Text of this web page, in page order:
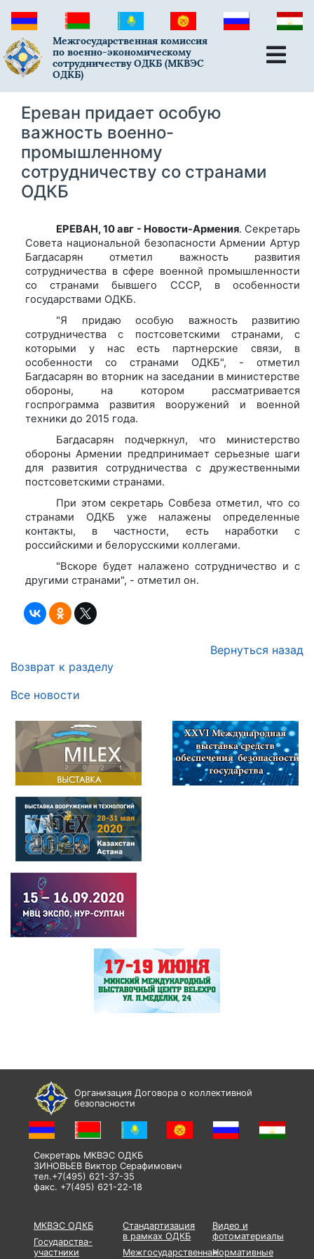
Межгосударственная комиссия
по военно-экономическому
сотрудничеству ОДКБ (МКВЭС
ОДКБ)
Ереван придает особую
важность военно-
промышленному
сотрудничеству со странами
ОДКБ
ЕРЕВАН, 10 авг - Новости-Армения. Секретарь
Совета национальной безопасности Армении Артур
Багдасарян отметил важность развития
сотрудничества в сфере военной промышленности
со странами бывшего СССР, в особенности
государствами ОДКБ.
"Я придаю особую важность развитию
сотрудничества с постсоветскими странами, с
которыми у нас есть партнерские связи, в
особенности со странами ОДКБ", - отметил
Багдасарян во вторник на заседании в министерстве
обороны, на котором рассматривается
госпрограмма развития вооружений и военной
техники до 2015 года.
Багдасарян подчеркнул, что министерство
обороны Армении предпринимает серьезные шаги
для развития сотрудничества с дружественными
постсоветскими странами.
При этом секретарь Совбеза отметил, что со
странами ОДКБ уже налажены определенные
контакты, в частности, есть наработки с
российскими и белорусскими коллегами.
"Вскоре будет налажено сотрудничество и с
другими странами", - отметил он.
Вернуться назад
Возврат к разделу
Все новости
Организация Договора о коллективной
безопасности
Секретарь МКВЭС ОДКБ
ЗИНОВЬЕВ Виктор Серафимович
тел.+7(495) 621-37-35
факс. +7(495) 621-22-18
МКВЭС ОДКБ
Государства-
участники
Стандартизация
в рамках ОДКБ
Межгосударственная
Видео и
фотоматериалы
Нормативные